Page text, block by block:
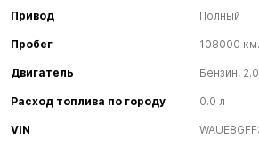
Привод Полный
Пробег 108000 км.
Двигатель Бензин, 2.0
Расход топлива по городу 0.0 л
VIN